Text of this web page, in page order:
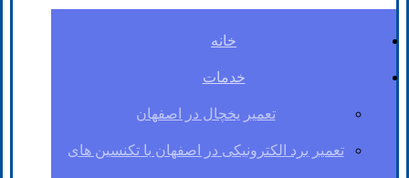
خانه
خدمات
تعمیر یخچال در اصفهان
تعمیر برد الکترونیکی در اصفهان با تکنسین های